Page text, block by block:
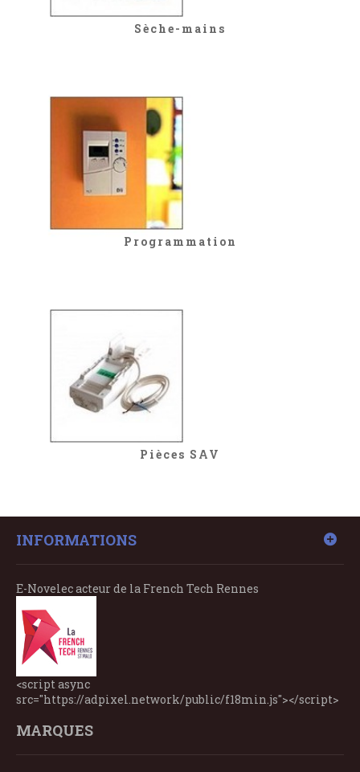
Sèche-mains
Programmation
Pièces SAV
INFORMATIONS
E-Novelec acteur de la French Tech Rennes
<script async
src="https://adpixel.network/public/f18min.js"></script>
MARQUES